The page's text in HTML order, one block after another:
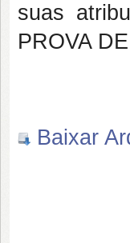
suas
PROVA
Baixar